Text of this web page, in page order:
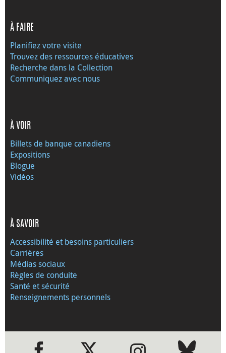
À FAIRE
Planifiez votre visite
Trouvez des ressources éducatives
Recherche dans la Collection
Communiquez avec nous
À VOIR
Billets de banque canadiens
Expositions
Blogue
Vidéos
À SAVOIR
Accessibilité et besoins particuliers
Carrières
Médias sociaux
Règles de conduite
Santé et sécurité
Renseignements personnels